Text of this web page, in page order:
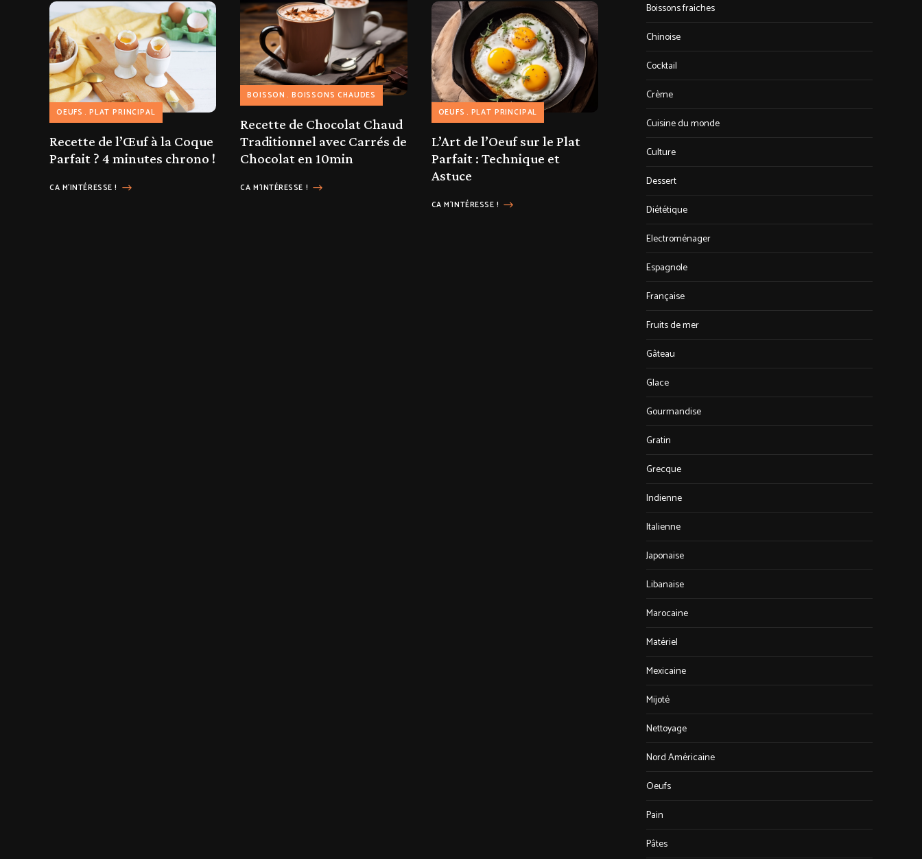
OEUFS PLAT PRINCIPAL
Recette de l’Œuf à la Coque
Parfait ? 4 minutes chrono !
CA M'INTÉRESSE !
BOISSON BOISSONS CHAUDES
Recette de Chocolat Chaud
Traditionnel avec Carrés de
Chocolat en 10min
CA M'INTÉRESSE !
OEUFS PLAT PRINCIPAL
L’Art de l’Oeuf sur le Plat
Parfait : Technique et
Astuce
CA M'INTÉRESSE !
Boissons fraiches
Chinoise
Cocktail
Crème
Cuisine du monde
Culture
Dessert
Diététique
Electroménager
Espagnole
Française
Fruits de mer
Gâteau
Glace
Gourmandise
Gratin
Grecque
Indienne
Italienne
Japonaise
Libanaise
Marocaine
Matériel
Mexicaine
Mijoté
Nettoyage
Nord Américaine
Oeufs
Pain
Pâtes